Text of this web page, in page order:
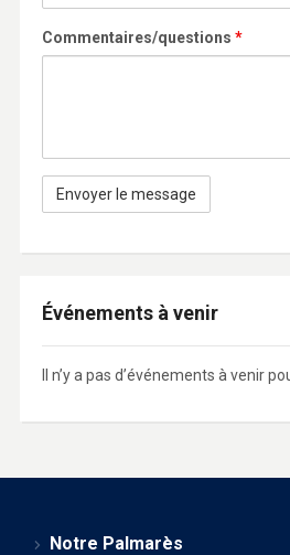
Commentaires/questions *
Événements à venir
Il n’y a pas d’événements à venir
Notre Palmarès